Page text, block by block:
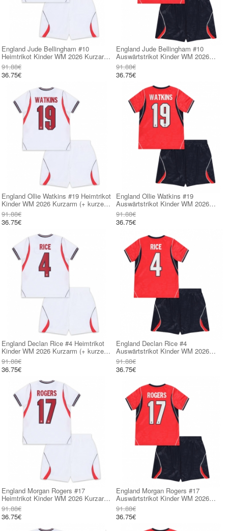
England Jude Bellingham #10
Heimtrikot Kinder WM 2026 Kurzarm
(+ kurze hosen)
91.88€
36.75€
England Jude Bellingham #10
Auswärtstrikot Kinder WM 2026
Kurzarm (+ kurze hosen)
91.88€
36.75€
England Ollie Watkins #19 Heimtrikot
Kinder WM 2026 Kurzarm (+ kurze
hosen)
91.88€
36.75€
England Ollie Watkins #19
Auswärtstrikot Kinder WM 2026
Kurzarm (+ kurze hosen)
91.88€
36.75€
England Declan Rice #4 Heimtrikot
Kinder WM 2026 Kurzarm (+ kurze
hosen)
91.88€
36.75€
England Declan Rice #4
Auswärtstrikot Kinder WM 2026
Kurzarm (+ kurze hosen)
91.88€
36.75€
England Morgan Rogers #17
Heimtrikot Kinder WM 2026 Kurzarm
(+ kurze hosen)
91.88€
36.75€
England Morgan Rogers #17
Auswärtstrikot Kinder WM 2026
Kurzarm (+ kurze hosen)
91.88€
36.75€